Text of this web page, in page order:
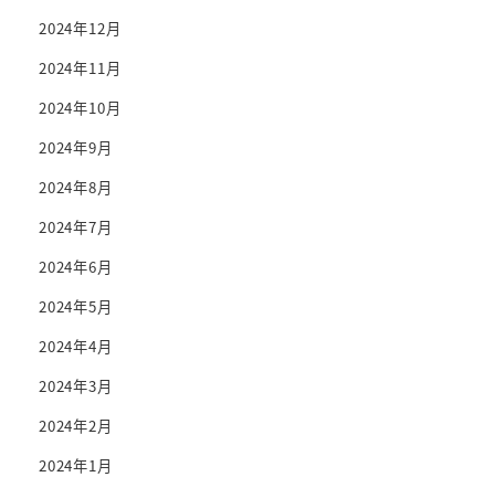
2024年12月
2024年11月
2024年10月
2024年9月
2024年8月
2024年7月
2024年6月
2024年5月
2024年4月
2024年3月
2024年2月
2024年1月